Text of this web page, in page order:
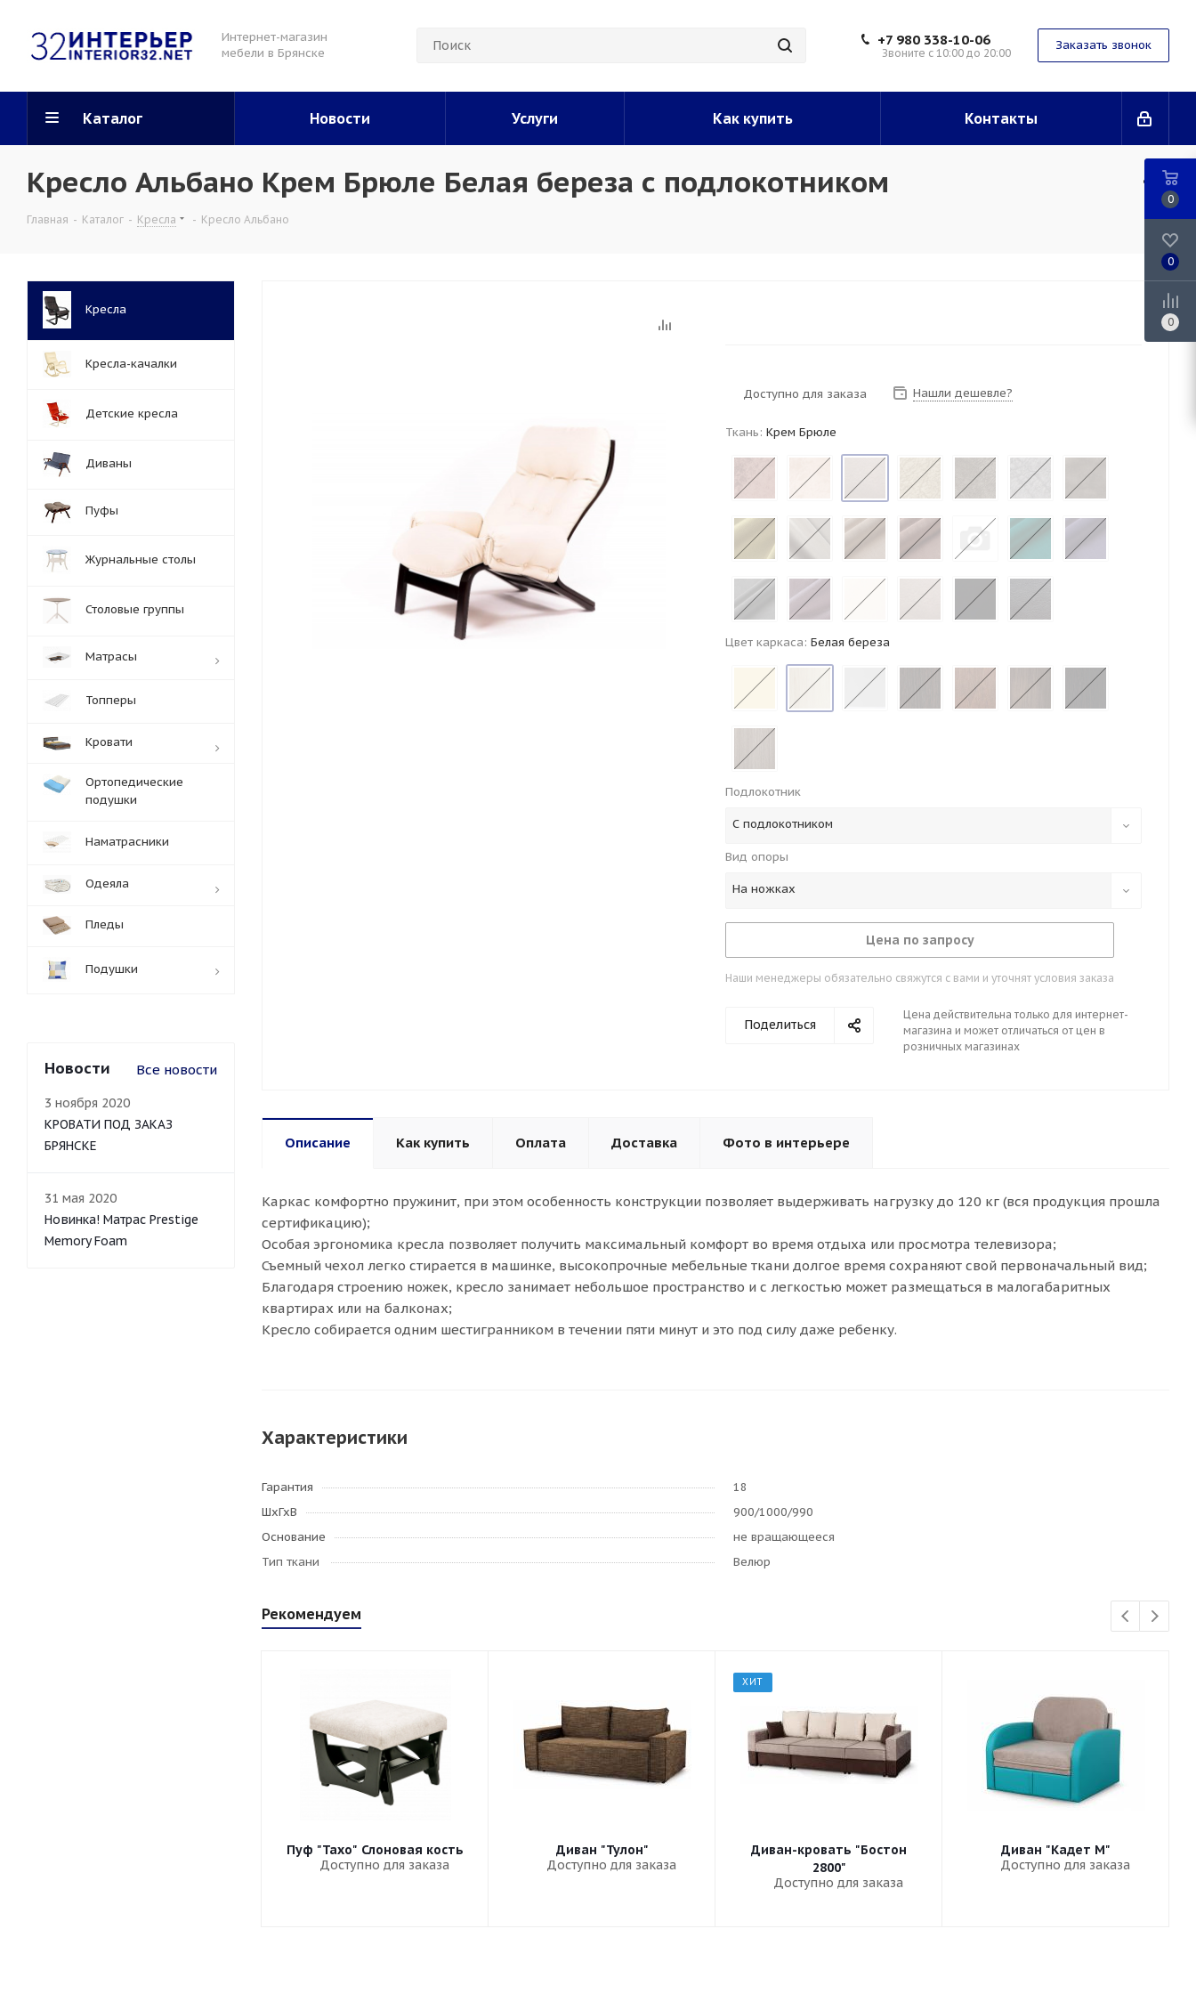
Интернет-магазин
мебели в Брянске
+7 980 338-10-06
Звоните с 10:00 до 20:00
Заказать звонок
Каталог Новости Услуги Как купить Контакты
Кресло Альбано Крем Брюле Белая береза с подлокотником
Главная - Каталог - Кресла - Кресло Альбано
Доступно для заказа Нашли дешевле?
Ткань: Крем Брюле
Цвет каркаса: Белая береза
Подлокотник
С подлокотником
Вид опоры
На ножках
Цена по запросу
Наши менеджеры обязательно свяжутся с вами и уточнят условия заказа
Поделиться
Цена действительна только для интернет-
магазина и может отличаться от цен в
розничных магазинах
Описание Как купить Оплата Доставка Фото в интерьере
Каркас комфортно пружинит, при этом особенность конструкции позволяет выдерживать нагрузку до 120 кг (вся продукция прошла
сертификацию);
Особая эргономика кресла позволяет получить максимальный комфорт во время отдыха или просмотра телевизора;
Съемный чехол легко стирается в машинке, высокопрочные мебельные ткани долгое время сохраняют свой первоначальный вид;
Благодаря строению ножек, кресло занимает небольшое пространство и с легкостью может размещаться в малогабаритных
квартирах или на балконах;
Кресло собирается одним шестигранником в течении пяти минут и это под силу даже ребенку.
Характеристики
Гарантия
18
ШхГхВ
900/1000/990
Основание
не вращающееся
Тип ткани
Велюр
Рекомендуем
Пуф "Тахо" Слоновая кость
Доступно для заказа
Диван "Тулон"
Доступно для заказа
ХИТ
Диван-кровать "Бостон
2800"
Доступно для заказа
Диван "Кадет М"
Доступно для заказа
Кресла
Кресла-качалки
Детские кресла
Диваны
Пуфы
Журнальные столы
Столовые группы
Матрасы
Топперы
Кровати
Ортопедические
подушки
Наматрасники
Одеяла
Пледы
Подушки
Новости Все новости
3 ноября 2020
КРОВАТИ ПОД ЗАКАЗ
БРЯНСКЕ
31 мая 2020
Новинка! Матрас Prestige
Memory Foam
0
0
0